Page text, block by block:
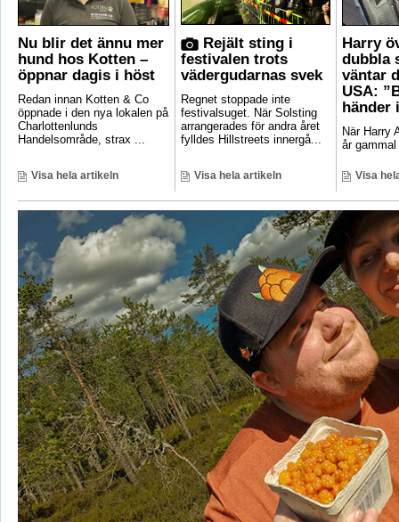
Nu blir det ännu mer
hund hos Kotten –
öppnar dagis i höst
Redan innan Kotten & Co
öppnade i den nya lokalen på
Charlottenlunds
Handelsområde, strax ...
Visa hela artikeln
Rejält sting i
festivalen trots
vädergudarnas svek
Regnet stoppade inte
festivalsuget. När Solsting
arrangerades för andra året
fylldes Hillstreets innergå...
Visa hela artikeln
Harry
dubbla
väntar
USA:
händer
När Harry
år
Visa